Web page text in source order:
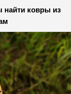
найти ковры из